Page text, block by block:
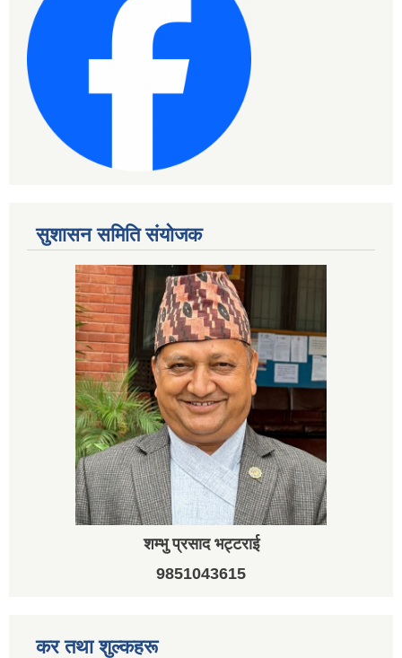
सुशासन समिति संयोजक
शम्भु प्रसाद भट्टराई
9851043615
कर तथा शुल्कहरू